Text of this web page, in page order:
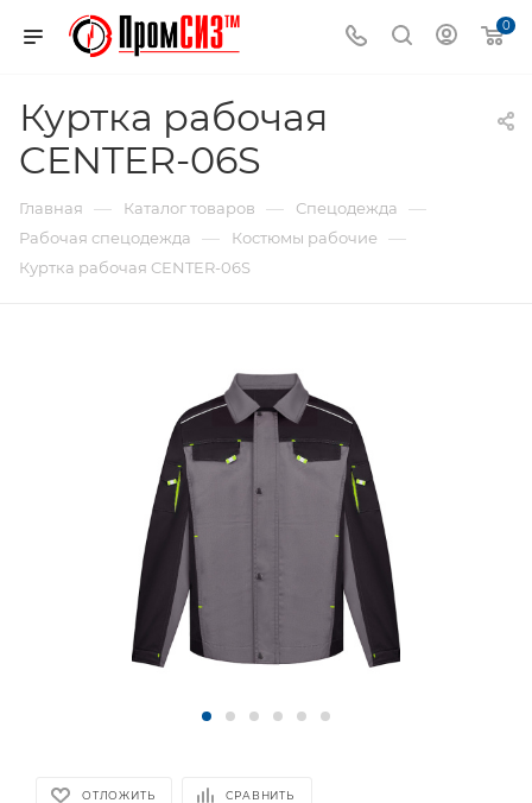
0
Куртка рабочая
CENTER-06S
Главная — Каталог товаров — Спецодежда —
Рабочая спецодежда — Костюмы рабочие —
Куртка рабочая CENTER-06S
ОТЛОЖИТЬ СРАВНИТЬ